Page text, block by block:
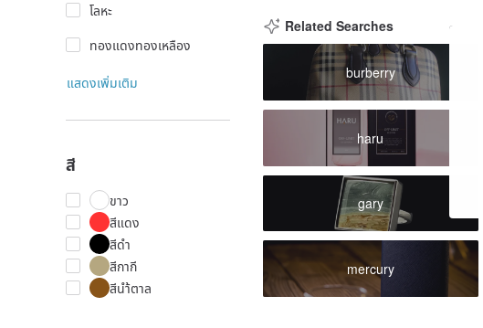
โลหะ
ทองแดงทองเหลือง
แสดงเพิ่มเติม
สี
ขาว
สีแดง
สีดำ
สีกากี
สีนำ้ตาล
Related Searches
burberry
haru
gary
mercury